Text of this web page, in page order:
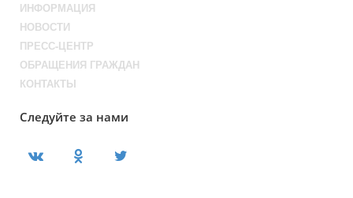
ИНФОРМАЦИЯ
НОВОСТИ
ПРЕСС-ЦЕНТР
ОБРАЩЕНИЯ ГРАЖДАН
КОНТАКТЫ
Следуйте за нами